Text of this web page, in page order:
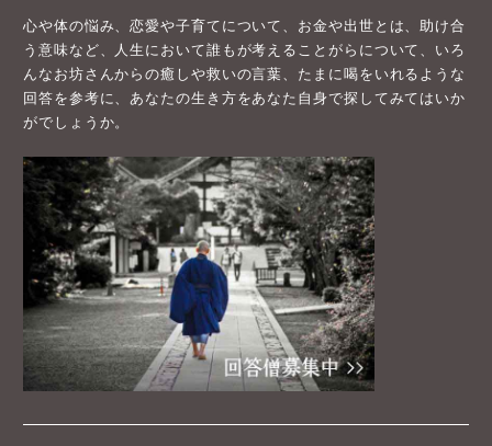
心や体の悩み、恋愛や子育てについて、お金や出世とは、助け合
う意味など、人生において誰もが考えることがらについて、いろ
んなお坊さんからの癒しや救いの言葉、たまに喝をいれるような
回答を参考に、あなたの生き方をあなた自身で探してみてはいか
がでしょうか。